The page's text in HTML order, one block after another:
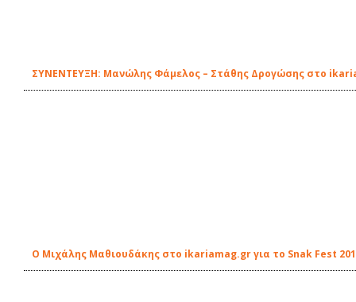
ΣΥΝΕΝΤΕΥΞΗ: Μανώλης Φάμελος – Στάθης Δρογώσης στο
Ο Μιχάλης Μαθιουδάκης στο ikariamag.gr για το Snak Fest